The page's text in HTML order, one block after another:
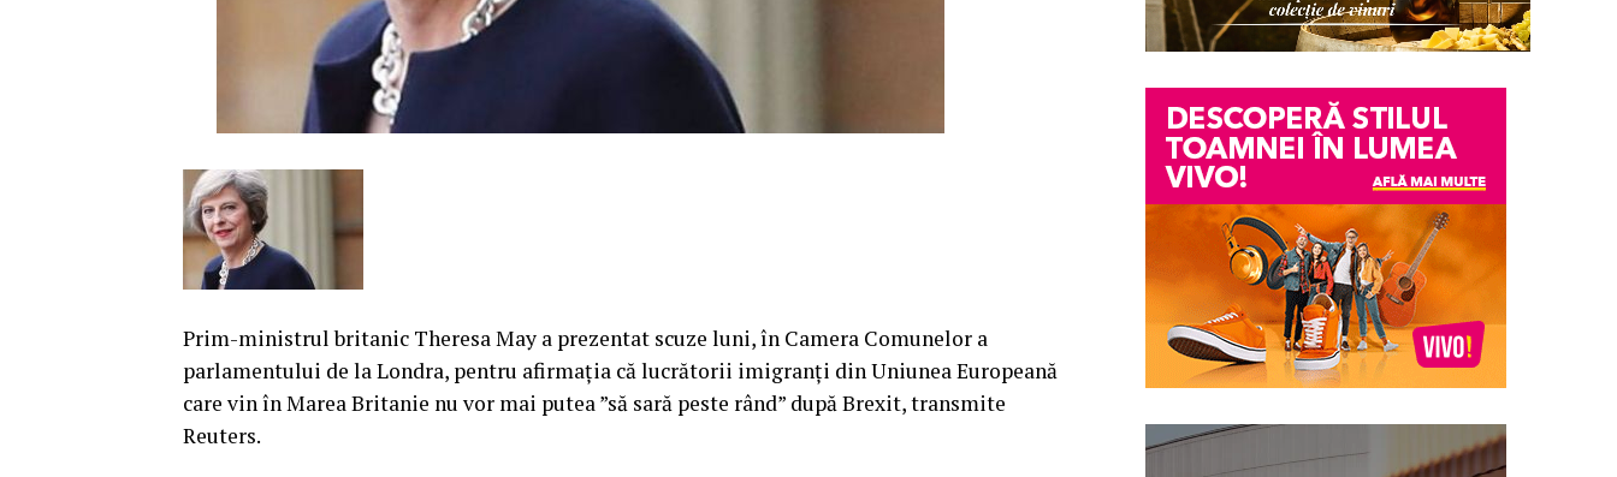
Prim-ministrul britanic Theresa May a prezentat scuze luni, în Camera Comunelor a
parlamentului de la Londra, pentru afirmaţia că lucrătorii imigranţi din Uniunea Europeană
care vin în Marea Britanie nu vor mai putea ”să sară peste rând” după Brexit, transmite
Reuters.